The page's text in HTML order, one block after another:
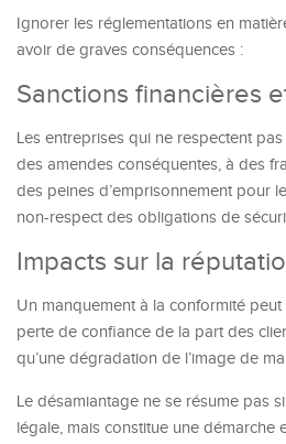
Ignorer les réglementations en
avoir de graves conséquences :
Sanctions financières
Les entreprises qui ne respectent
des amendes conséquentes, à des
des peines d’emprisonnement pour
non-respect des obligations de
Impacts sur la
Un manquement à la conformité
perte de confiance de la part des
qu’une dégradation de l’image de
Le désamiantage ne se résume pas
légale, mais constitue une démarche